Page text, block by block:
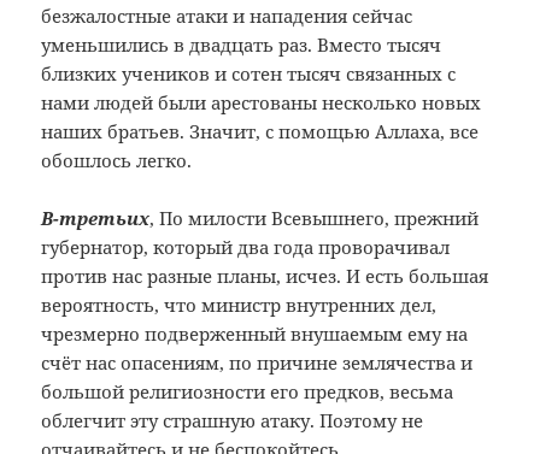
безжалостные атаки и нападения сейчас
уменьшились в двадцать раз. Вместо тысяч
близких учеников и сотен тысяч связанных с
нами людей были арестованы несколько новых
наших братьев. Значит, с помощью Аллаха, все
обошлось легко.
В-третьих, По милости Всевышнего, прежний
губернатор, который два года проворачивал
против нас разные планы, исчез. И есть большая
вероятность, что министр внутренних дел,
чрезмерно подверженный внушаемым ему на
счёт нас опасениям, по причине землячества и
большой религиозности его предков, весьма
облегчит эту страшную атаку. Поэтому не
отчаивайтесь и не беспокойтесь.